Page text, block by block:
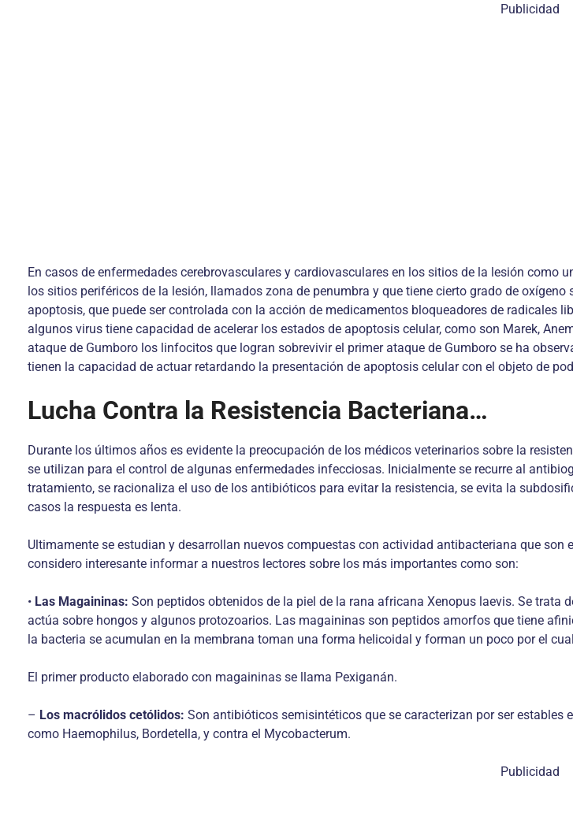
Publicidad
En casos de enfermedades cerebrovasculares y cardiovasculares en los sitios de la lesión como
los sitios periféricos de la lesión, llamados zona de penumbra y que tiene cierto grado de
apoptosis, que puede ser controlada con la acción de medicamentos bloqueadores de radicales
algunos virus tiene capacidad de acelerar los estados de apoptosis celular, como son Marek,
ataque de Gumboro los linfocitos que logran sobrevivir el primer ataque de Gumboro se ha
tienen la capacidad de actuar retardando la presentación de apoptosis celular con el objeto de
Lucha Contra la Resistencia Bacteriana…
Durante los últimos años es evidente la preocupación de los médicos veterinarios sobre la
se utilizan para el control de algunas enfermedades infecciosas. Inicialmente se recurre al
tratamiento, se racionaliza el uso de los antibióticos para evitar la resistencia, se evita la
casos la respuesta es lenta.
Ultimamente se estudian y desarrollan nuevos compuestas con actividad antibacteriana que
considero interesante informar a nuestros lectores sobre los más importantes como son:
• Las Magaininas: Son peptidos obtenidos de la piel de la rana africana Xenopus laevis. Se
actúa sobre hongos y algunos protozoarios. Las magaininas son peptidos amorfos que tiene
la bacteria se acumulan en la membrana toman una forma helicoidal y forman un poco por el
El primer producto elaborado con magaininas se llama Pexiganán.
– Los macrólidos cetólidos: Son antibióticos semisintéticos que se caracterizan por ser
como Haemophilus, Bordetella, y contra el Mycobacterum.
Publicidad